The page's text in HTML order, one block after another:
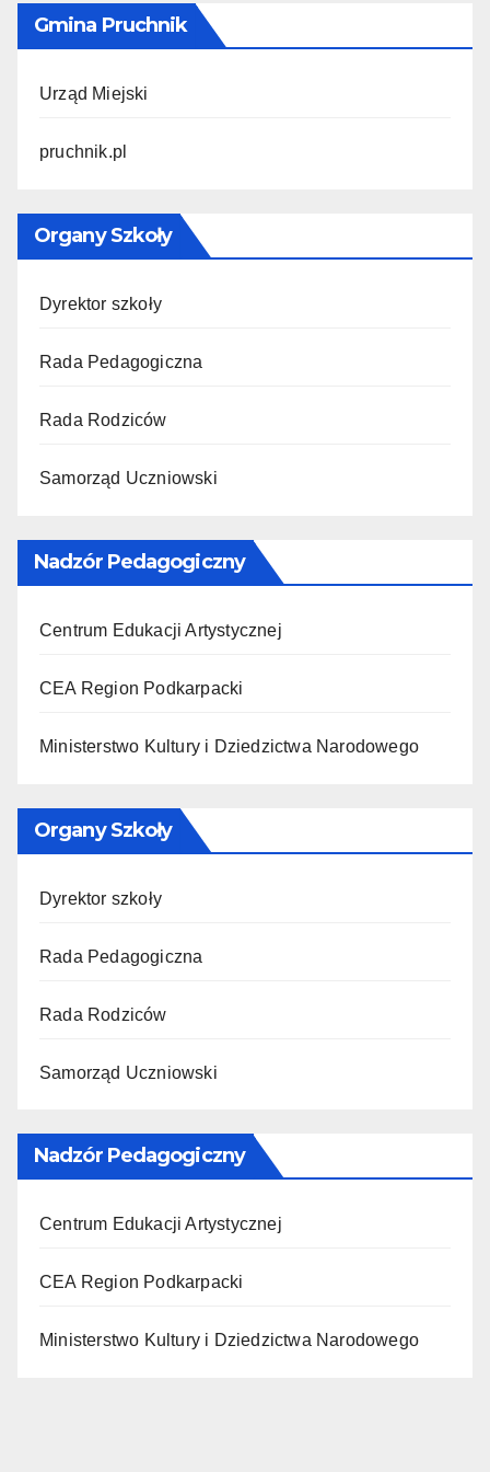
Gmina Pruchnik
Urząd Miejski
pruchnik.pl
Organy Szkoły
Dyrektor szkoły
Rada Pedagogiczna
Rada Rodziców
Samorząd Uczniowski
Nadzór Pedagogiczny
Centrum Edukacji Artystycznej
CEA Region Podkarpacki
Ministerstwo Kultury i Dziedzictwa Narodowego
Organy Szkoły
Dyrektor szkoły
Rada Pedagogiczna
Rada Rodziców
Samorząd Uczniowski
Nadzór Pedagogiczny
Centrum Edukacji Artystycznej
CEA Region Podkarpacki
Ministerstwo Kultury i Dziedzictwa Narodowego